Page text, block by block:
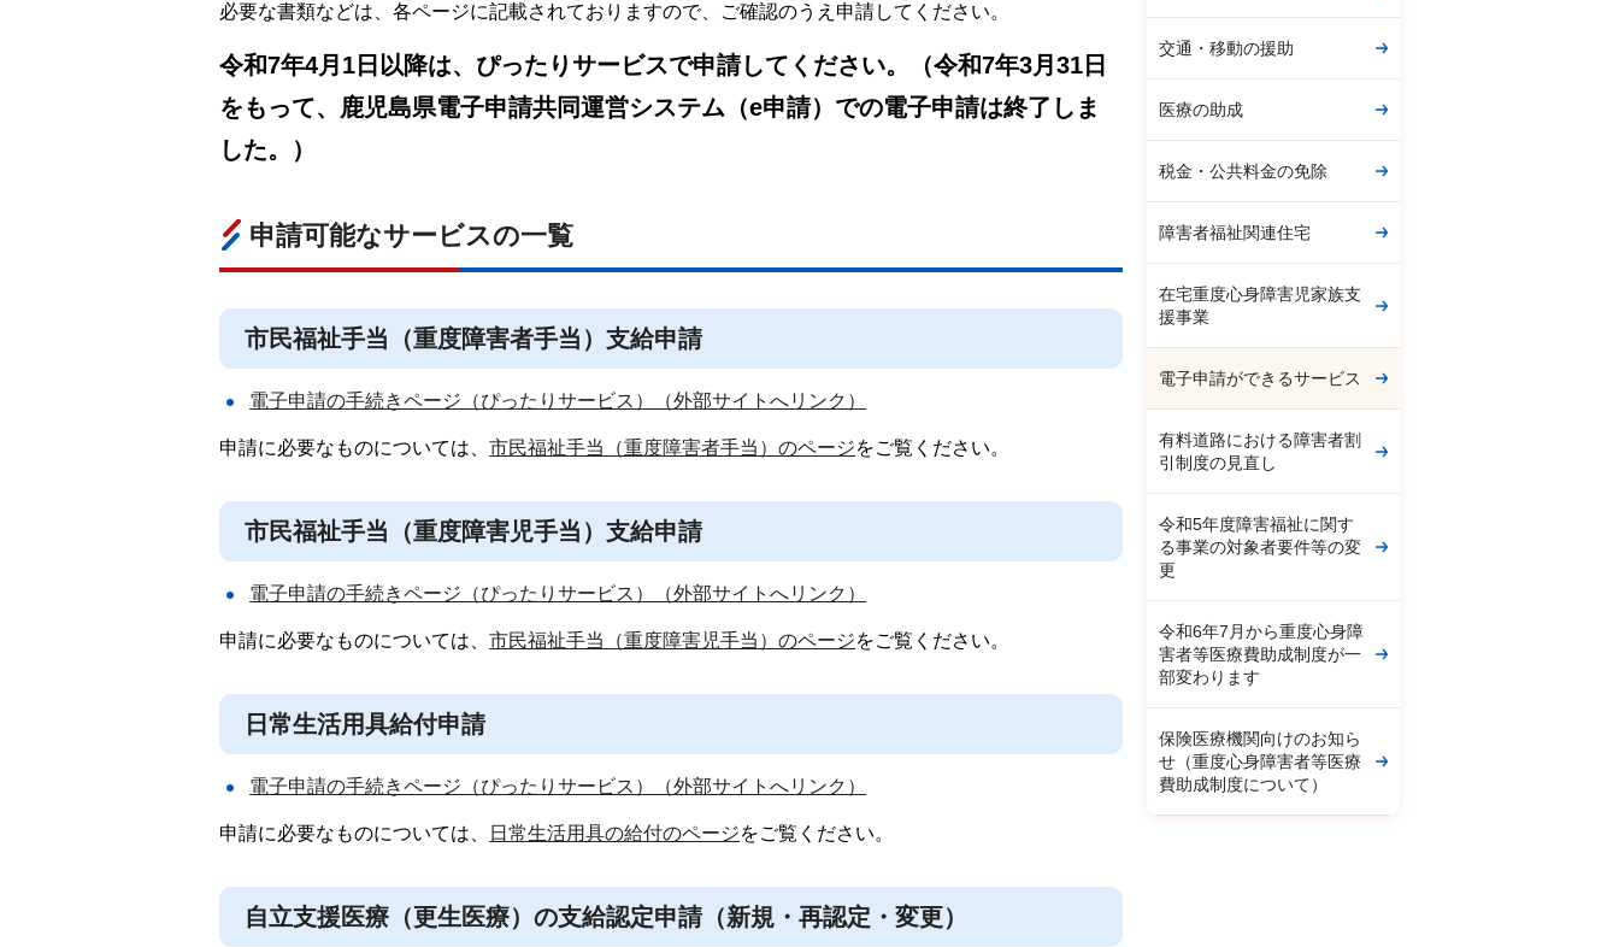
必要な書類などは、各ページに記載されておりますので、ご確認のうえ申請してください。
令和7年4月1日以降は、ぴったりサービスで申請してください。（令和7年3月31日
をもって、鹿児島県電子申請共同運営システム（e申請）での電子申請は終了しま
した。）
申請可能なサービスの一覧
市民福祉手当（重度障害者手当）支給申請
電子申請の手続きページ（ぴったりサービス）（外部サイトへリンク）
申請に必要なものについては、 市民福祉手当（重度障害者手当）のページをご覧ください。
市民福祉手当（重度障害児手当）支給申請
電子申請の手続きページ（ぴったりサービス）（外部サイトへリンク）
申請に必要なものについては、 市民福祉手当（重度障害児手当）のページをご覧ください。
日常生活用具給付申請
電子申請の手続きページ（ぴったりサービス）（外部サイトへリンク）
申請に必要なものについては、 日常生活用具の給付のページをご覧ください。
自立支援医療（更生医療）の支給認定申請（新規・再認定・変更）
交通・移動の援助
医療の助成
税金・公共料金の免除
障害者福祉関連住宅
在宅重度心身障害児家族支
援事業
電子申請ができるサービス
有料道路における障害者割
引制度の見直し
令和5年度障害福祉に関す
る事業の対象者要件等の変
更
令和6年7月から重度心身障
害者等医療費助成制度が一
部変わります
保険医療機関向けのお知ら
せ（重度心身障害者等医療
費助成制度について）